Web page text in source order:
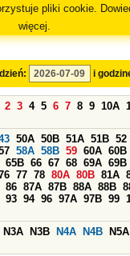
pliki cookie.
więcej.
i
2 3 4 5 6 7 8 9 10A
50A 50B 51A 51B 52
58A 58B 59 60A 60B
65B 66 67 68 69A 69B
77 78 80A 80B 81A
86 87A 87B 88A 88B
93 94 96 97A 97B 99
N3A N3B N4A N4B N5A